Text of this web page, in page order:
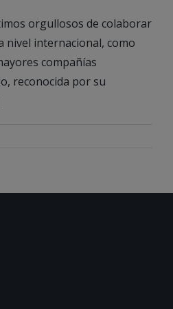
orgullosos de colaborar
nivel internacional, como
compañías
reconocida por su